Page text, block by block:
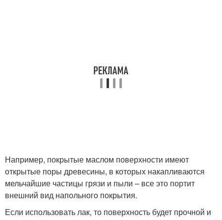
Например, покрытые маслом поверхности имеют
открытые поры древесины, в которых накапливаются
мельчайшие частицы грязи и пыли – все это портит
внешний вид напольного покрытия.
Если использовать лак, то поверхность будет прочной и